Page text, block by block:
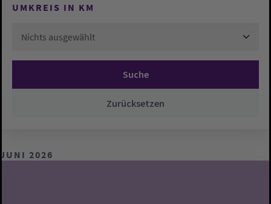
UMKREIS IN KM
Nichts ausgewählt
Suche
Zurücksetzen
JUNI 2026